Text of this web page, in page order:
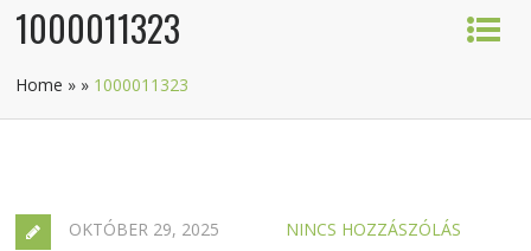
1000011323
Home » » 1000011323
OKTÓBER 29, 2025 NINCS HOZZÁSZÓLÁS